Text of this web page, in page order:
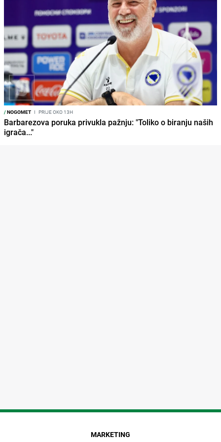
/NOGOMET I PRIJE OKO 13H
Barbarezova poruka privukla pažnju: "Toliko o biranju naših
igrača..."
MARKETING